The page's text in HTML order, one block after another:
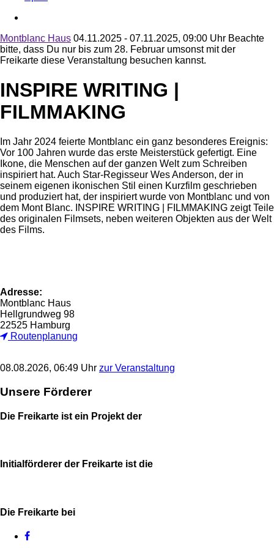
Montblanc Haus 04.11.2025 - 07.11.2025, 09:00 Uhr Beachte
bitte, dass Du nur bis zum 28. Februar umsonst mit der
Freikarte diese Veranstaltung besuchen kannst.
INSPIRE WRITING |
FILMMAKING
Im Jahr 2024 feierte Montblanc ein ganz besonderes Ereignis:
Vor 100 Jahren wurde das erste Meisterstück gefertigt. Eine
Ikone, die Menschen auf der ganzen Welt zum Schreiben
inspiriert hat. Auch Star-Regisseur Wes Anderson, der in
seinem eigenen ikonischen Stil einen Kurzfilm geschrieben
und produziert hat, der inspiriert wurde von Montblanc und von
dem Mont Blanc. INSPIRE WRITING | FILMMAKING zeigt Teile
des originalen Filmsets, neben weiteren Objekten aus der Welt
des Films.
Adresse:
Montblanc Haus
Hellgrundweg 98
22525 Hamburg
Routenplanung
08.08.2026, 06:49 Uhr zur Veranstaltung
Unsere Förderer
Die Freikarte ist ein Projekt der
Initialförderer der Freikarte ist die
Die Freikarte bei